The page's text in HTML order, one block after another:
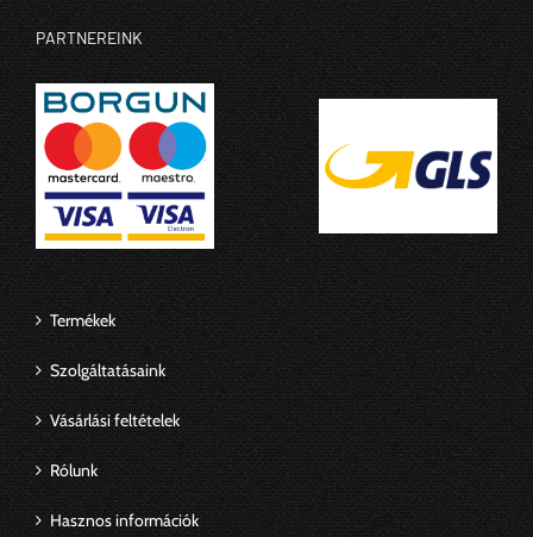
PARTNEREINK
Termékek
Szolgáltatásaink
Vásárlási feltételek
Rólunk
Hasznos információk